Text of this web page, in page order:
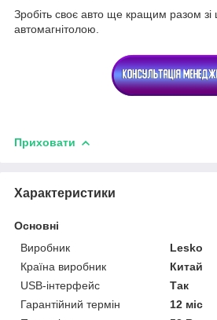
Зробіть своє авто ще кращим разом зі
автомагнітолою.
Приховати
Характеристики
Основні
Виробник
Lesko
Країна виробник
Китай
USB-інтерфейс
Так
Гарантійний термін
12 міс